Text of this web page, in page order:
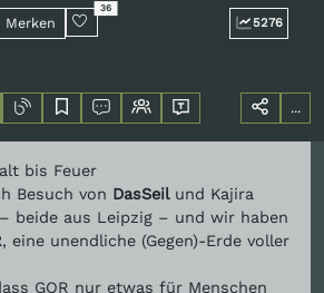
Merken
36
5276
...
bis Feuer
Besuch von DasSeilund Kajira
beide aus Leipzig – und wir haben
, eine unendliche (Gegen)-Erde voller
GOR nur etwas für Menschen